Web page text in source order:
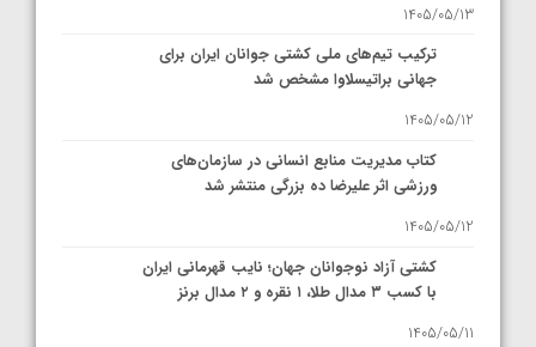
1405/05/13
ترکیب تیم‌های ملی کشتی جوانان ایران برای
جهانی براتیسلاوا مشخص شد
1405/05/12
کتاب مدیریت منابع انسانی در سازمان‌های
ورزشی اثر علیرضا ده بزرگی منتشر شد
1405/05/12
کشتی آزاد نوجوانان جهان؛ نایب قهرمانی ایران
با کسب ۳ مدال طلا، ۱ نقره و ۲ مدال برنز
1405/05/11